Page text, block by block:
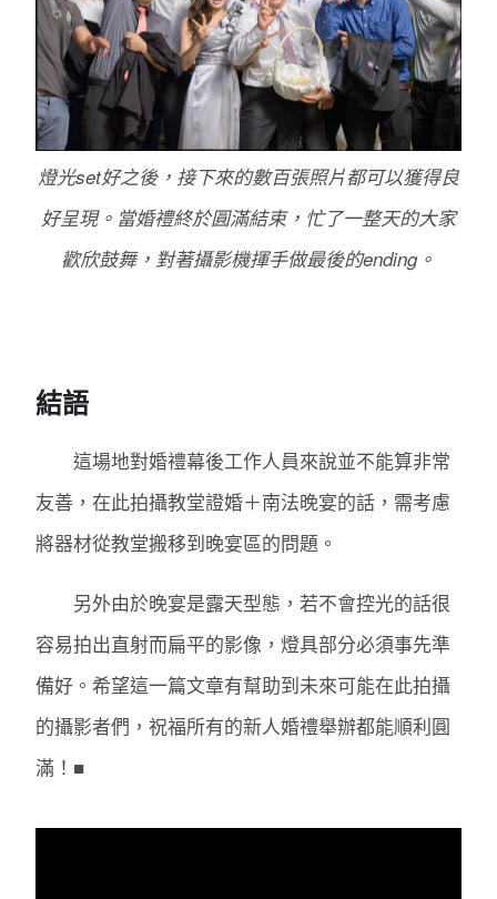
燈光set好之後，接下來的數百張照片都可以獲得良
好呈現。當婚禮終於圓滿結束，忙了一整天的大家
歡欣鼓舞，對著攝影機揮手做最後的ending。
結語
這場地對婚禮幕後工作人員來說並不能算非常
友善，在此拍攝教堂證婚＋南法晚宴的話，需考慮
將器材從教堂搬移到晚宴區的問題。
另外由於晚宴是露天型態，若不會控光的話很
容易拍出直射而扁平的影像，燈具部分必須事先準
備好。希望這一篇文章有幫助到未來可能在此拍攝
的攝影者們，祝福所有的新人婚禮舉辦都能順利圓
滿！■